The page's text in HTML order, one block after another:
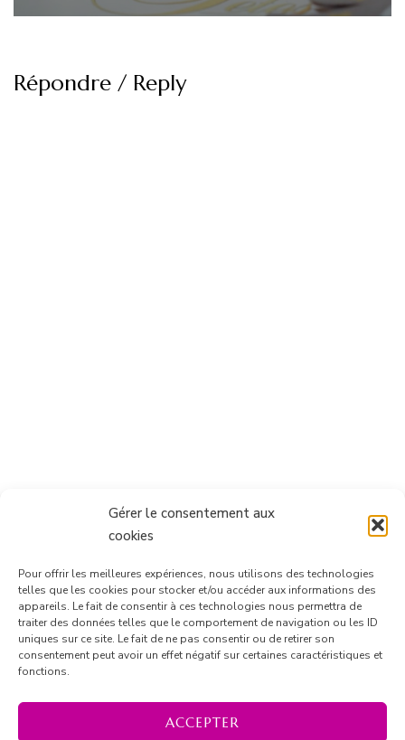
Gérer le consentement aux
cookies
Pour offrir les meilleures expériences, nous utilisons des technologies
telles que les cookies pour stocker et/ou accéder aux informations des
appareils. Le fait de consentir à ces technologies nous permettra de
traiter des données telles que le comportement de navigation ou les ID
uniques sur ce site. Le fait de ne pas consentir ou de retirer son
consentement peut avoir un effet négatif sur certaines caractéristiques et
fonctions.
ACCEPTER
Répondre / Reply